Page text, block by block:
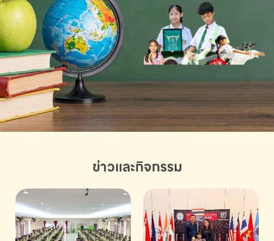
ข่าวและกิจกรรม